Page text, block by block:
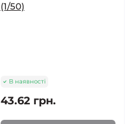
(1/50)
В наявності
43.62 грн.